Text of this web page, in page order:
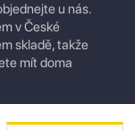
u nás.
v České
skladě, takže
mít doma